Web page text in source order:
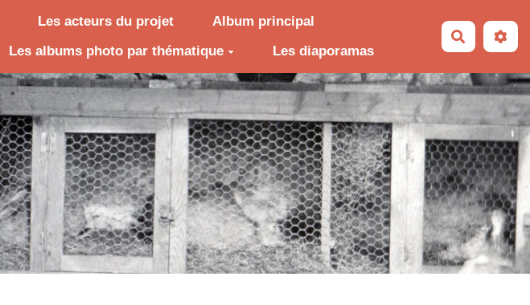
Les acteurs du projet
Album principal
Les albums photo par thématique Les diaporamas